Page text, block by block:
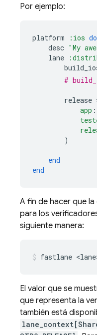
Por ejemplo:
platform :ios do
desc "My
lane
#
release
app :
)
end
end
A fin de hacer que
para los
siguiente manera:
fastlane
El valor que se
que representa la
también está